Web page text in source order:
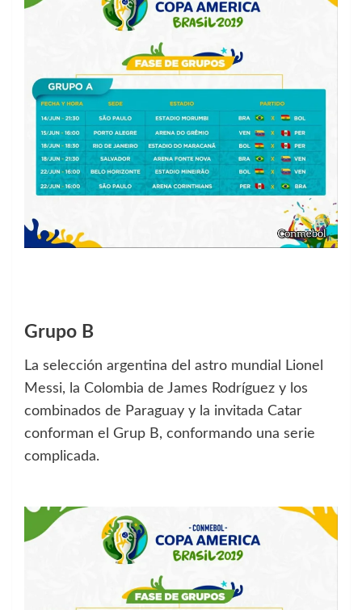
Grupo B
La selección argentina del astro mundial Lionel
Messi, la Colombia de James Rodríguez y los
combinados de Paraguay y la invitada Catar
conforman el Grup B, conformando una serie
complicada.